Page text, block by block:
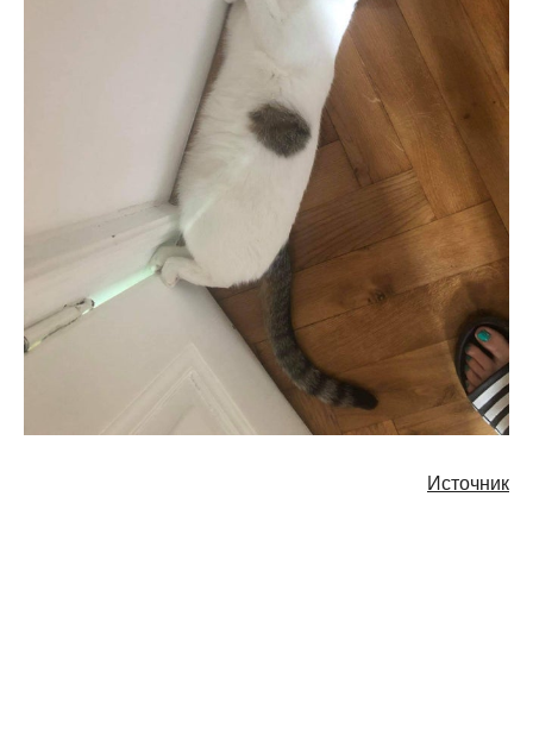
Источник